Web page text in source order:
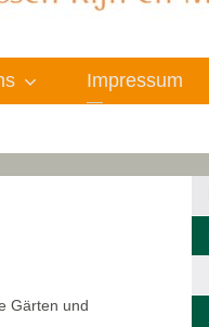
Impressum
Gärten und